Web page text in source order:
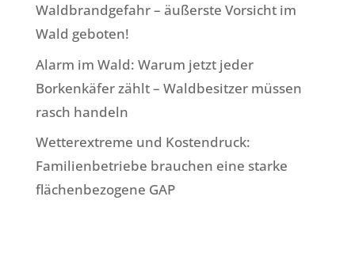
Waldbrandgefahr – äußerste Vorsicht im
Wald geboten!
Alarm im Wald: Warum jetzt jeder
Borkenkäfer zählt – Waldbesitzer müssen
rasch handeln
Wetterextreme und Kostendruck:
Familienbetriebe brauchen eine starke
flächenbezogene GAP